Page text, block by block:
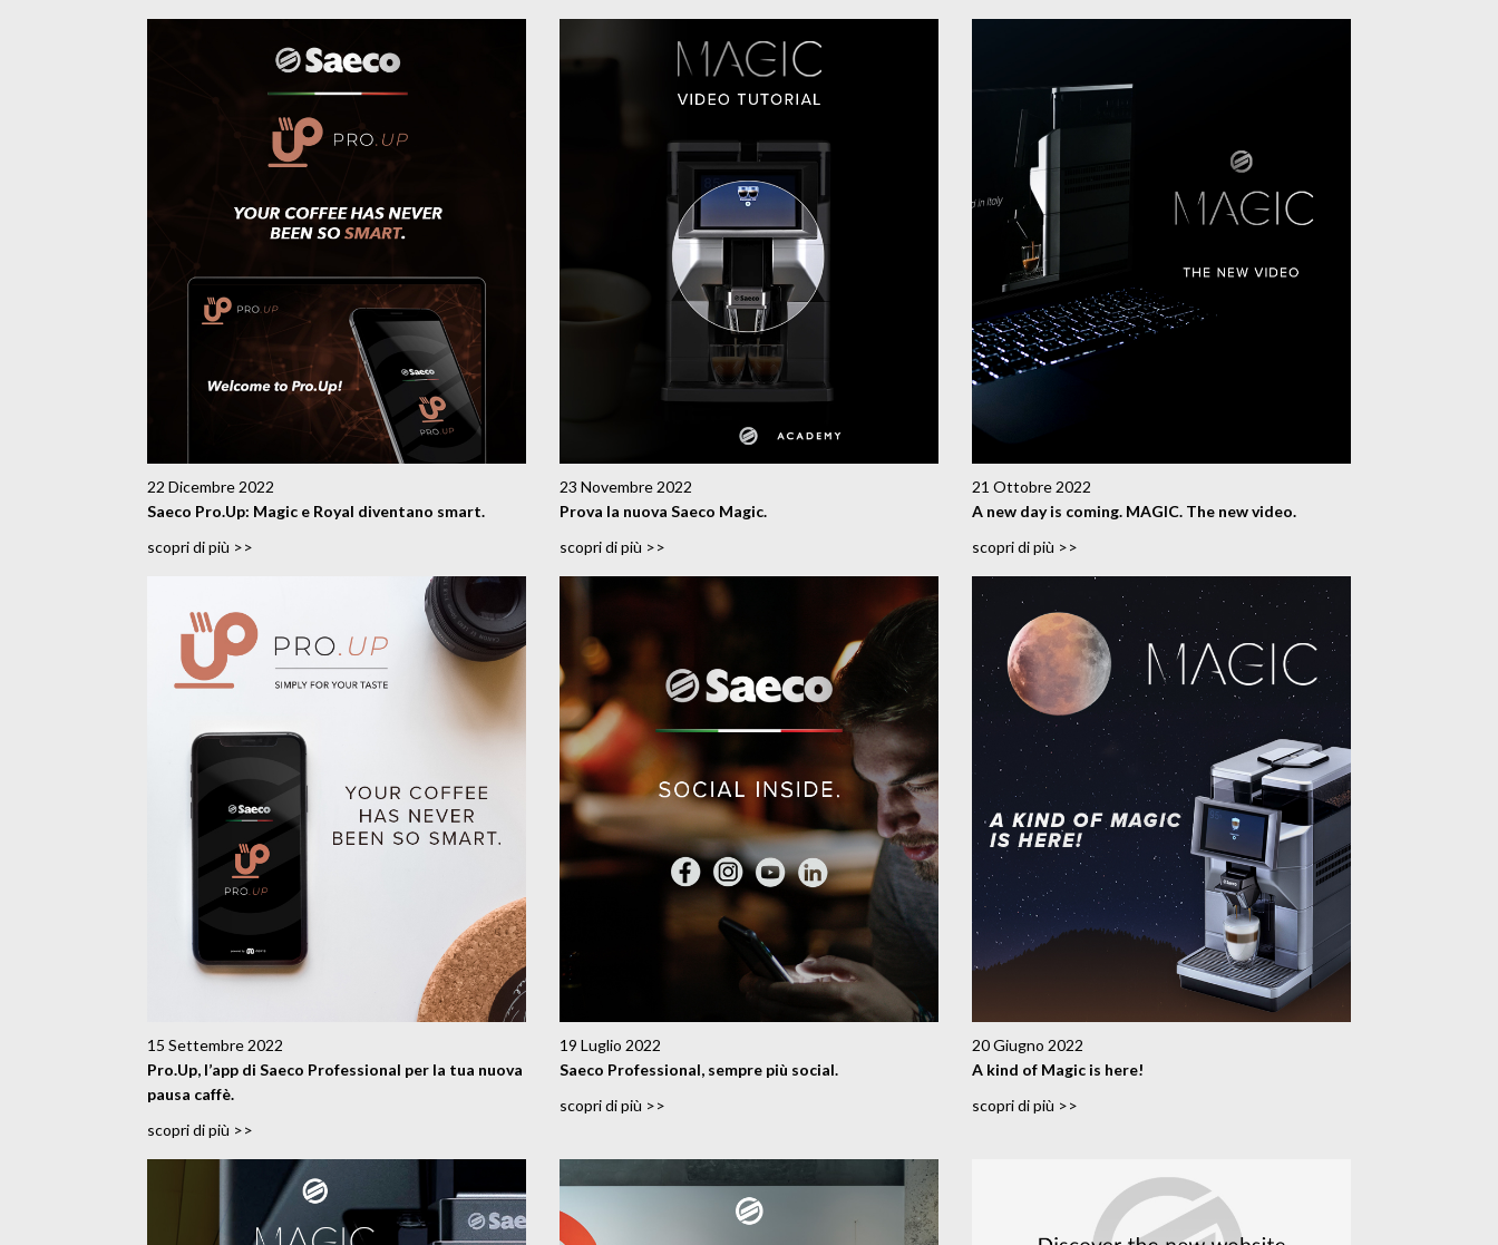
22 Dicembre 2022
Saeco Pro.Up: Magic e Royal diventano smart.
scopri di più >>
23 Novembre 2022
Prova la nuova Saeco Magic.
scopri di più >>
21 Ottobre 2022
A new day is coming. MAGIC. The new video.
scopri di più >>
15 Settembre 2022
Pro.Up, l’app di Saeco Professional per la tua nuova
pausa caffè.
scopri di più >>
19 Luglio 2022
Saeco Professional, sempre più social.
scopri di più >>
20 Giugno 2022
A kind of Magic is here!
scopri di più >>